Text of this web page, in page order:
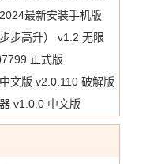
最新安装手机版
步高升） v1.2 无限
正式版
文版 v2.0.110 破解版
v1.0.0 中文版